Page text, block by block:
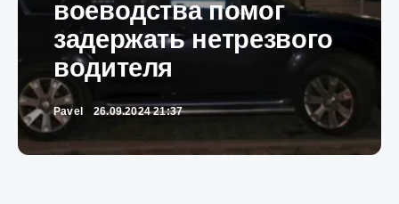
воеводства помог
задержать нетрезвого
водителя
Pavel 26.09.2024 21:37